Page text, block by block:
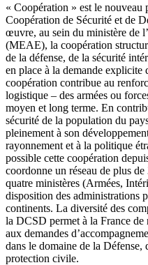
« Coopération » est le nouveau
Coopération de Sécurité et de
œuvre, au sein du ministère de
(MEAE), la coopération
de la défense, de la sécurité
en place à la demande explicite
coopération contribue au
logistique – des armées ou
moyen et long terme. En
sécurité de la population du
pleinement à son
rayonnement et à la politique
possible cette coopération
coordonne un réseau de plus
quatre ministères (Armées,
disposition des administrations
continents. La diversité des
la DCSD permet à la France de
aux demandes
dans le domaine de la Défense,
protection civile.